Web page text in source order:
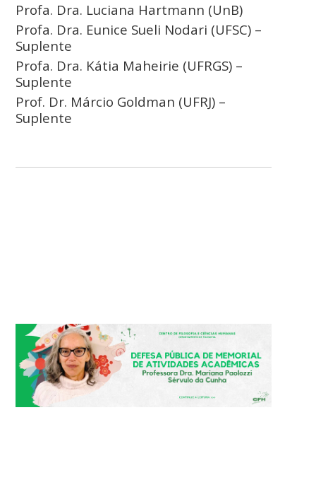
Profa. Dra. Luciana Hartmann (UnB)
Profa. Dra. Eunice Sueli Nodari (UFSC) –
Suplente
Profa. Dra. Kátia Maheirie (UFRGS) –
Suplente
Prof. Dr. Márcio Goldman (UFRJ) –
Suplente